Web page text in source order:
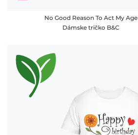
No Good Reason To Act My Age
Dámske tričko B&C